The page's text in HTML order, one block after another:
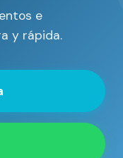
e
y rápida.